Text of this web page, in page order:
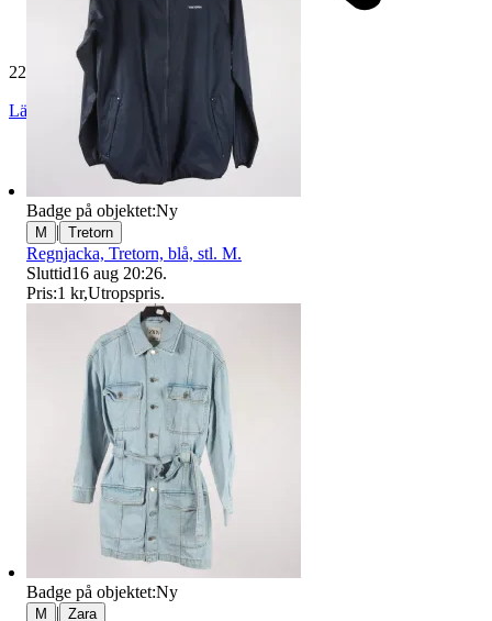
229 559 omdömen
Läs omdömen Följ
Badge på objektet:Ny
M | Tretorn
Regnjacka, Tretorn, blå, stl. M.
Sluttid16 aug 20:26.
Pris:1 kr,Utropspris.
Badge på objektet:Ny
M | Zara